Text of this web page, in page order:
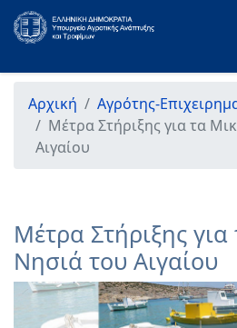
Αρχική
Αγρότης-
Μέτρα Στήριξης για τα
Αιγαίου
Μέτρα Στήριξης
Νησιά του Αιγαίου